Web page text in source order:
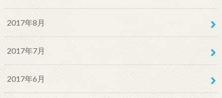
2017年8月
2017年7月
2017年6月